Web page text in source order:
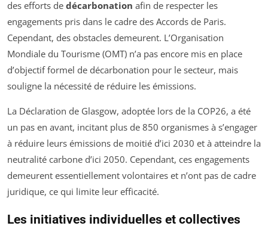
des efforts de décarbonation afin de respecter les
engagements pris dans le cadre des Accords de Paris.
Cependant, des obstacles demeurent. L’Organisation
Mondiale du Tourisme (OMT) n’a pas encore mis en place
d’objectif formel de décarbonation pour le secteur, mais
souligne la nécessité de réduire les émissions.
La Déclaration de Glasgow, adoptée lors de la COP26, a été
un pas en avant, incitant plus de 850 organismes à s’engager
à réduire leurs émissions de moitié d’ici 2030 et à atteindre la
neutralité carbone d’ici 2050. Cependant, ces engagements
demeurent essentiellement volontaires et n’ont pas de cadre
juridique, ce qui limite leur efficacité.
Les initiatives individuelles et collectives